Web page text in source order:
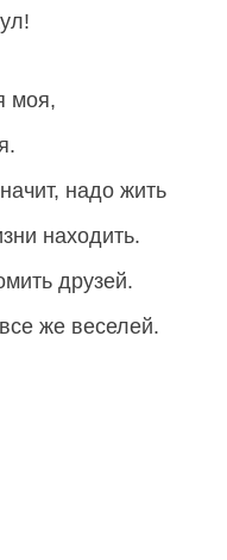
моя,
надо жить
находить.
друзей.
же веселей.